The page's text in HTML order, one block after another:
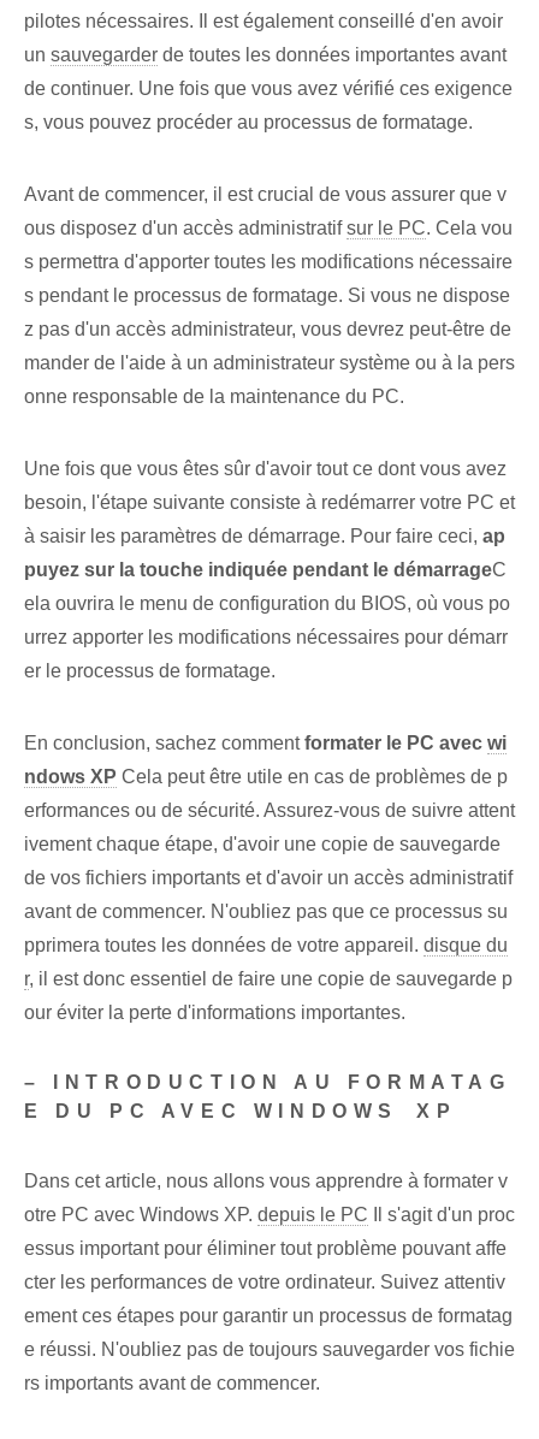
pilotes nécessaires. Il est également conseillé d'en avoir
un sauvegarder de toutes les données importantes avant
de continuer. Une fois que vous avez vérifié ces exigence
s, vous pouvez procéder au processus de formatage.
Avant de commencer, ‌il est crucial ⁢de vous assurer que v
ous disposez d'un accès administratifsur le PC. Cela vou
s permettra d'apporter toutes les modifications nécessaire
s pendant le processus de formatage. Si vous ne dispose
z pas d'un accès administrateur, vous devrez peut-être de
mander de l'aide à un administrateur système ou à la pers
onne responsable de la maintenance du PC.
Une fois que vous êtes sûr d'avoir tout ce dont vous avez
besoin, l'étape suivante consiste à redémarrer votre PC et
à saisir les paramètres de démarrage. Pour faire ceci, ap
puyez sur la touche ⁤indiquée pendant le démarrageC
ela ouvrira le menu de configuration du BIOS, où vous po
urrez apporter les modifications nécessaires pour démarr
er le processus de formatage.
En conclusion, sachez commentformater ⁢le ​PC ‌avec‍ wi
ndows XP Cela peut être utile en cas de problèmes de p
erformances ou de sécurité. Assurez-vous de suivre attent
ivement chaque étape, d'avoir une copie de sauvegarde
de vos fichiers importants et d'avoir un accès administratif
avant de commencer. N'oubliez pas que ce processus su
pprimera toutes les données de votre appareil. disque du
r, il est donc essentiel de faire⁤ une copie de sauvegarde p
our éviter la perte d'informations importantes.
– INTRODUCTION AU FORMATAG
E DU PC AVEC ‌WINDOWS⁣ XP
Dans cet article, nous allons vous apprendre à formater v
otre PC avec Windows XP. depuis le PC Il s'agit d'un proc
essus important pour éliminer tout problème pouvant affe
cter les performances de votre ordinateur. Suivez attentiv
ement ces étapes pour garantir un processus de formatag
e réussi. N'oubliez pas de toujours sauvegarder vos fichie
rs importants avant de commencer.